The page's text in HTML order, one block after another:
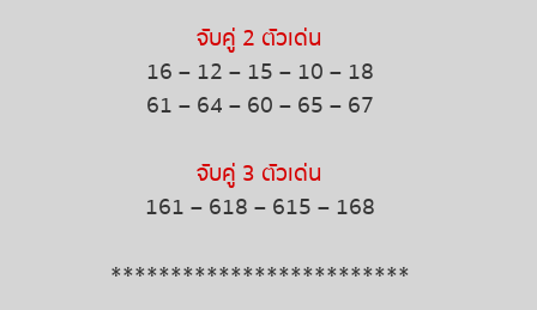
หวยหุ้นอังกฤษ
จับคู่ 2 ตัวเด่น
16 – 12 – 15 – 10 – 18
61 – 64 – 60 – 65 – 67
จับคู่ 3 ตัวเด่น
161 – 618 – 615 – 168
*************************